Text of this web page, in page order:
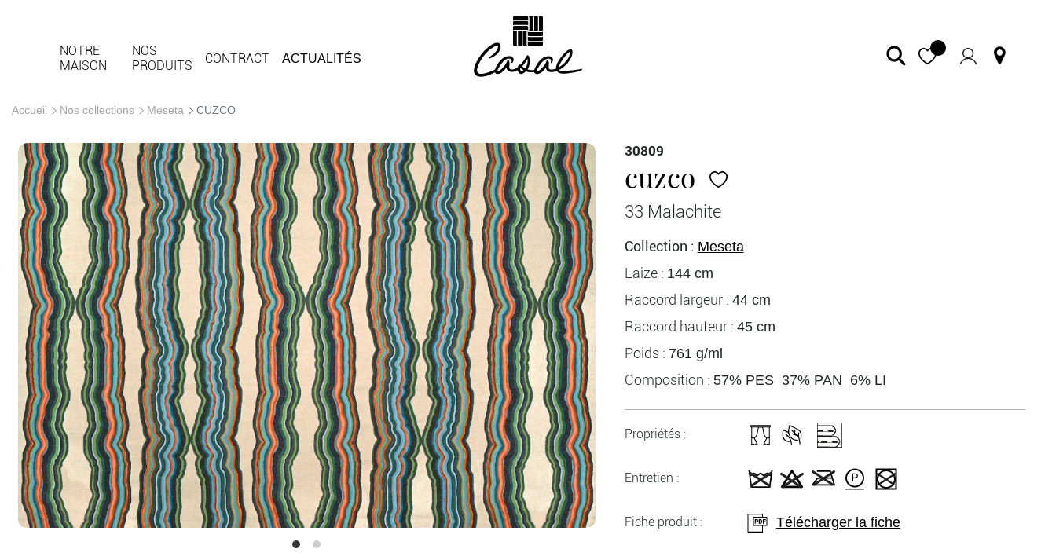
NOTRE
MAISON
NOS
PRODUITS
CONTRACT ACTUALITÉS
Accueil Nos collections Meseta CUZCO
30809
cuzco
33 Malachite
Collection : Meseta
Laize : 144 cm
Raccord largeur : 44 cm
Raccord hauteur : 45 cm
Poids : 761 g/ml
Composition : 57% PES 37% PAN 6% LI
Propriétés :
Entretien :
Fiche produit : Télécharger la fiche